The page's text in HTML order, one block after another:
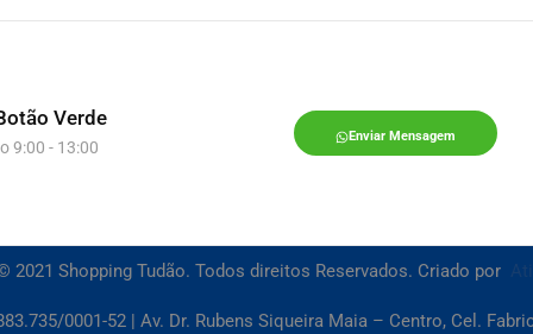
Verde
9:00 - 13:00
Enviar Mensagem
2021 Shopping Tudão. Todos direitos Reservados. Criado por
0001-52 | Av. Dr. Rubens Siqueira Maia – Centro, Cel.